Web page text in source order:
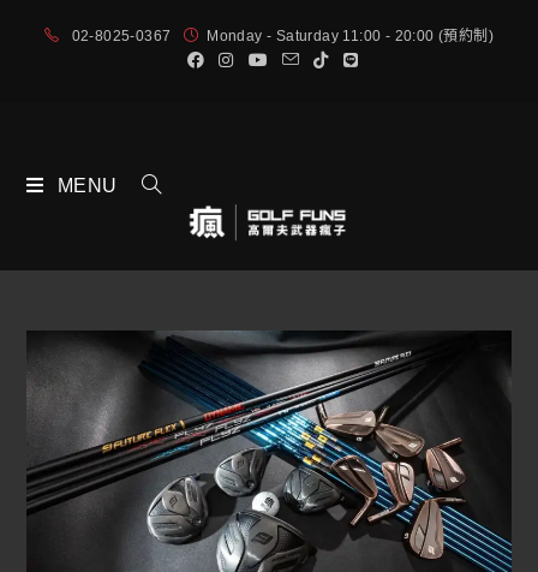
02-8025-0367 Monday - Saturday 11:00 - 20:00 (預約制)
MENU